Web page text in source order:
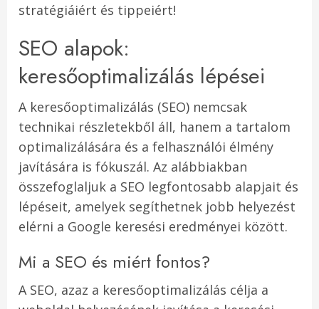
stratégiáiért és tippeiért!
SEO alapok:
keresőoptimalizálás lépései
A keresőoptimalizálás (SEO) nemcsak
technikai részletekből áll, hanem a tartalom
optimalizálására és a felhasználói élmény
javítására is fókuszál. Az alábbiakban
összefoglaljuk a SEO legfontosabb alapjait és
lépéseit, amelyek segíthetnek jobb helyezést
elérni a Google keresési eredményei között.
Mi a SEO és miért fontos?
A SEO, azaz a keresőoptimalizálás célja a